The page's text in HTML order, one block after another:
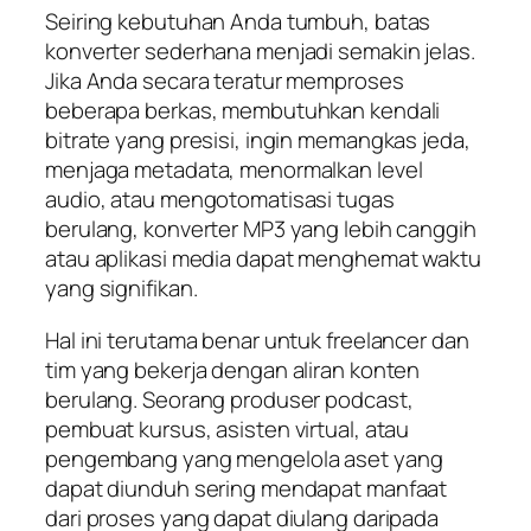
Seiring kebutuhan Anda tumbuh, batas
konverter sederhana menjadi semakin jelas.
Jika Anda secara teratur memproses
beberapa berkas, membutuhkan kendali
bitrate yang presisi, ingin memangkas jeda,
menjaga metadata, menormalkan level
audio, atau mengotomatisasi tugas
berulang, konverter MP3 yang lebih canggih
atau aplikasi media dapat menghemat waktu
yang signifikan.
Hal ini terutama benar untuk freelancer dan
tim yang bekerja dengan aliran konten
berulang. Seorang produser podcast,
pembuat kursus, asisten virtual, atau
pengembang yang mengelola aset yang
dapat diunduh sering mendapat manfaat
dari proses yang dapat diulang daripada